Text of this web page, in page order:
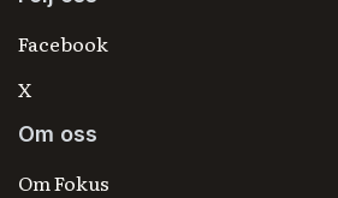
Facebook
X
Om oss
Om Fokus